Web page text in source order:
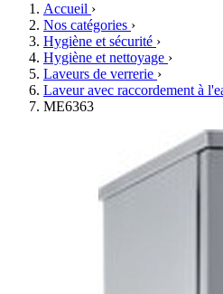
Accueil ›
Nos catégories ›
Hygiène et sécurité ›
Hygiène et nettoyage ›
Laveurs de verrerie ›
Laveur avec raccordement à
ME6363